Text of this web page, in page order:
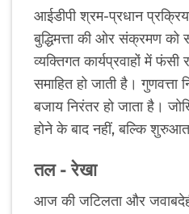
आईडीपी श्रम-प्रधान
बुद्धिमत्ता की ओर संक्रमण को
व्यक्तिगत कार्यप्रवाहों में
समाहित हो जाती है।
बजाय निरंतर हो जाता है।
होने के बाद नहीं, बल्कि
तल - रेखा
आज की जटिलता और